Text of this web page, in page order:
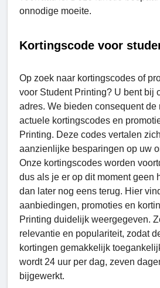
onnodige moeite.
Kortingscode voor
Op zoek naar kortingscodes of
voor Student Printing? U bent bij
adres. We bieden consequent de
actuele kortingscodes en
Printing. Deze codes vertalen
aanzienlijke besparingen op uw
Onze kortingscodes worden
dus als je er op dit moment geen
dan later nog eens terug. Hier
aanbiedingen, promoties en
Printing duidelijk weergegeven.
relevantie en populariteit, zodat
kortingen gemakkelijk
wordt 24 uur per dag, zeven
bijgewerkt.